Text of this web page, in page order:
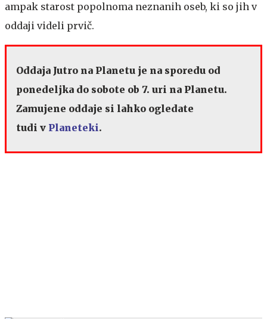
ampak starost popolnoma neznanih oseb, ki so jih v
oddaji videli prvič.
Oddaja Jutro na Planetu je na sporedu od
ponedeljka do sobote ob 7. uri na Planetu.
Zamujene oddaje si lahko ogledate
tudi v Planeteki.